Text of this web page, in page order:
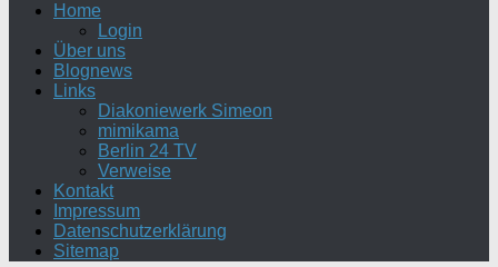
Home
Login
Über uns
Blognews
Links
Diakoniewerk Simeon
mimikama
Berlin 24 TV
Verweise
Kontakt
Impressum
Datenschutzerklärung
Sitemap